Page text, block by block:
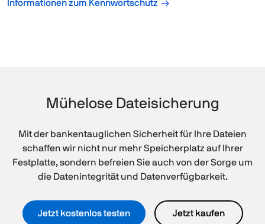
Informationen zum Kennwortschutz
Mühelose Dateisicherung
Mit der bankentauglichen Sicherheit für Ihre Dateien
schaffen wir nicht nur mehr Speicherplatz auf Ihrer
Festplatte, sondern befreien Sie auch von der Sorge um
die Datenintegrität und Datenverfügbarkeit.
Jetzt kostenlos testen Jetzt kaufen